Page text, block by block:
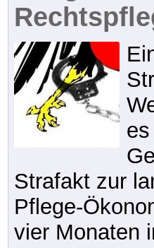
Strafakt zur
Pflege-
vier Monaten